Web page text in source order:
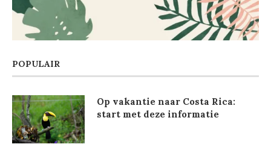
POPULAIR
Op vakantie naar Costa Rica:
start met deze informatie